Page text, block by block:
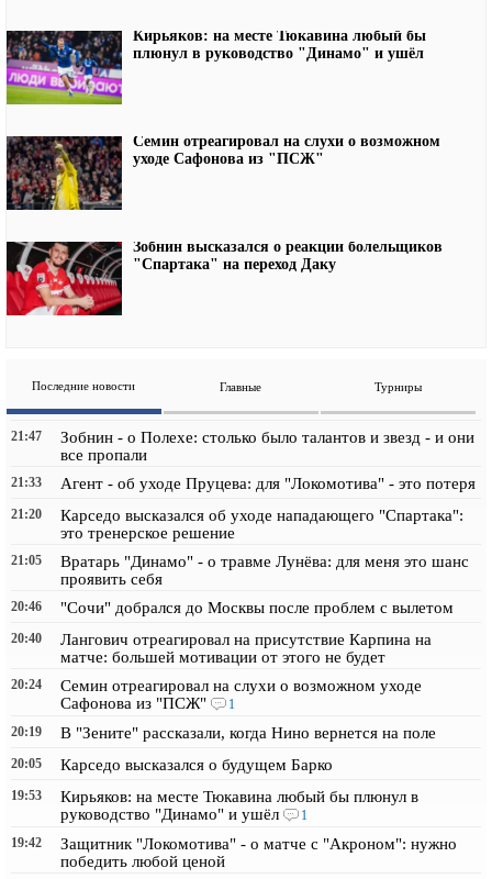
Кирьяков: на месте Тюкавина любый бы
плюнул в руководство "Динамо" и ушёл
Семин отреагировал на слухи о возможном
уходе Сафонова из "ПСЖ"
Зобнин высказался о реакции болельщиков
"Спартака" на переход Даку
Последние новости Главные Турниры
21:47
Зобнин - о Полехе: столько было талантов и звезд - и они
все пропали
21:33 Агент - об уходе Пруцева: для "Локомотива" - это потеря
21:20
Карседо высказался об уходе нападающего "Спартака":
это тренерское решение
21:05
Вратарь "Динамо" - о травме Лунёва: для меня это шанс
проявить себя
20:46 "Сочи" добрался до Москвы после проблем с вылетом
20:40
Лангович отреагировал на присутствие Карпина на
матче: большей мотивации от этого не будет
20:24
Семин отреагировал на слухи о возможном уходе
Сафонова из "ПСЖ"
1
20:19
В "Зените" рассказали, когда Нино вернется на поле
20:05 Карседо высказался о будущем Барко
19:53
Кирьяков: на месте Тюкавина любый бы плюнул в
руководство "Динамо" и ушёл
1
19:42
Защитник "Локомотива" - о матче с "Акроном": нужно
победить любой ценой